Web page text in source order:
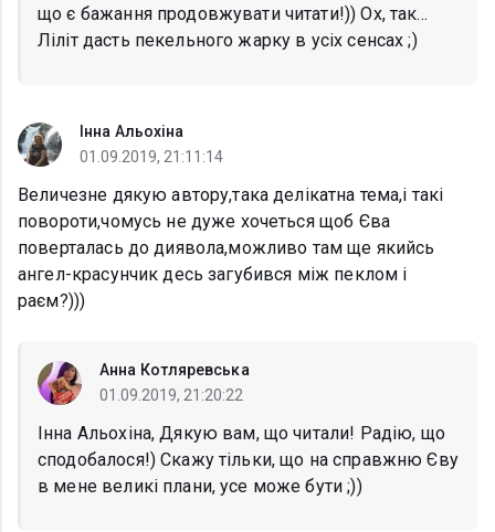
що є бажання продовжувати читати!)) Ох, так...
Ліліт дасть пекельного жарку в усіх сенсах ;)
Інна Альохіна
01.09.2019, 21:11:14
Величезне дякую автору,така делікатна тема,і такі
повороти,чомусь не дуже хочеться щоб Єва
поверталась до диявола,можливо там ще якийсь
ангел-красунчик десь загубився між пеклом і
раєм?)))
Анна Котляревська
01.09.2019, 21:20:22
Інна Альохіна, Дякую вам, що читали! Радію, що
сподобалося!) Скажу тільки, що на справжню Єву
в мене великі плани, усе може бути ;))